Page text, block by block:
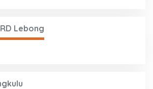
Lebong